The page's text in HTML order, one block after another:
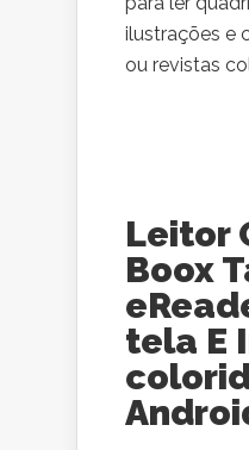
ilustrações e
ou revistas
Leitor
Boox
tela E